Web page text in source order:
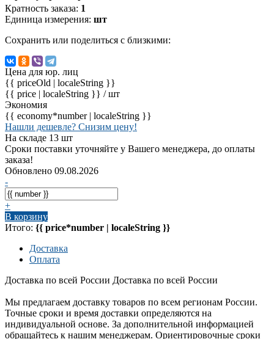
Кратность заказа: 1
Единица измерения: шт
Сохранить или поделиться с близкими:
Цена для юр. лиц
{{ priceOld | localeString }}
{{ price | localeString }} / шт
Экономия
{{ economy*number | localeString }}
Нашли дешевле? Снизим цену!
На складе 13 шт
Сроки поставки уточняйте у Вашего менеджера, до оплаты
заказа!
Обновлено 09.08.2026
-
+
В корзину
Итого: {{ price*number | localeString }}
Доставка
Оплата
Доставка по всей России Доставка по всей России
Мы предлагаем доставку товаров по всем регионам России.
Точные сроки и время доставки определяются на
индивидуальной основе. За дополнительной информацией
обращайтесь к нашим менеджерам. Ориентировочные сроки